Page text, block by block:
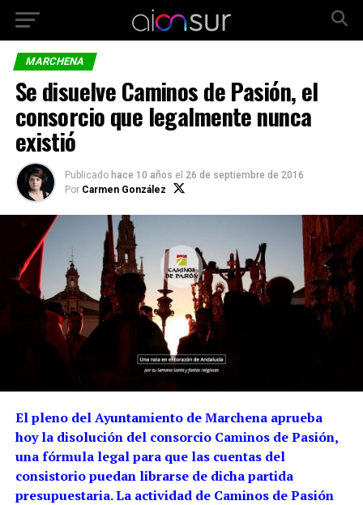
MARCHENA
Se disuelve Caminos de Pasión, el
consorcio que legalmente nunca
existió
Publicado hace 10 años el 26 de septiembre de 2016
Por Carmen González
El pleno del Ayuntamiento de Marchena aprueba
hoy la disolución del consorcio Caminos de Pasión,
una fórmula legal para que las cuentas del
consistorio puedan librarse de dicha partida
presupuestaria. La actividad de Caminos de Pasión